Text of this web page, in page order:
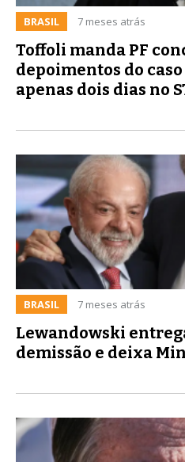
BRASIL 7 meses atrás
Toffoli manda PF
depoimentos do
apenas dois dias no
BRASIL 7 meses atrás
Lewandowski
demissão e deixa